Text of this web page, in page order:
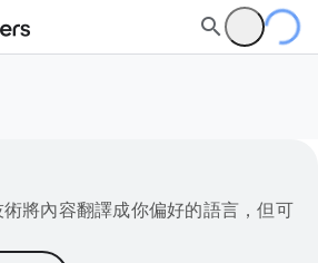
將內容翻譯成你偏好的語言，但可